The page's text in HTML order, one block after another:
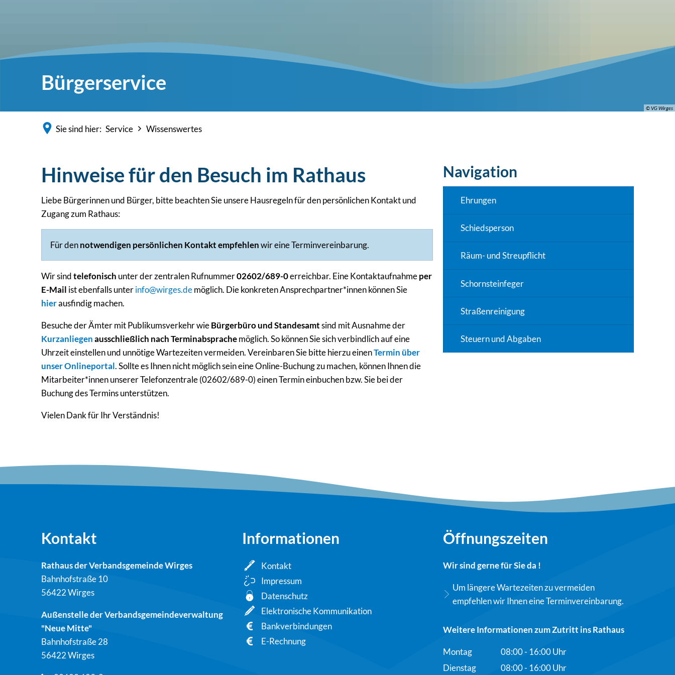
© VG Wirges
Bürgerservice
Sie sind hier: Service Wissenswertes
Hinweise für den Besuch im Rathaus
Liebe Bürgerinnen und Bürger, bitte beachten Sie unsere Hausregeln für den persönlichen Kontakt und
Zugang zum Rathaus:
Für dennotwendigen persönlichen Kontaktempfehlenwir eine Terminvereinbarung.
Wir sindtelefonisch unter der zentralen Rufnummer02602/689-0erreichbar. Eine Kontaktaufnahmeper
E-Mail ist ebenfalls unterinfo@wirges.demöglich. Die konkreten Ansprechpartner*innen können Sie
hierausfindig machen.
Besuche der Ämter mit Publikumsverkehr wieBürgerbüro und Standesamtsind mit Ausnahme der
Kurzanliegenausschließlich nach Terminabsprachemöglich. So können Sie sich verbindlich auf eine
Uhrzeit einstellen und unnötige Wartezeiten vermeiden. Vereinbaren Sie bitte hierzu einenTermin über
unser Onlineportal. Sollte es Ihnen nicht möglich sein eine Online-Buchung zu machen, können Ihnen die
Mitarbeiter*innen unserer Telefonzentrale (02602/689-0) einen Termin einbuchen bzw. Sie bei der
Buchung des Termins unterstützen.
Vielen Dank für Ihr Verständnis!
Navigation
Ehrungen
Schiedsperson
Räum- und Streupflicht
Schornsteinfeger
Straßenreinigung
Steuern und Abgaben
Kontakt
Rathaus der Verbandsgemeinde Wirges
Bahnhofstraße 10
56422 Wirges
Außenstelle der Verbandsgemeindeverwaltung
"Neue Mitte"
Bahnhofstraße 28
56422 Wirges
Informationen
Kontakt
Impressum
Datenschutz
Elektronische Kommunikation
Bankverbindungen
E-Rechnung
Öffnungszeiten
Wir sind gerne für Sie da !
Um längere Wartezeiten zu vermeiden
empfehlen wir Ihnen eine Terminvereinbarung.
Weitere Informationen zum Zutritt ins Rathaus
Montag 08:00- 16:00Uhr
Von 08:00 bis 16:00 Uhr
Dienstag 08:00- 16:00Uhr